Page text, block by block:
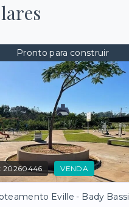
Pronto para construir
20260446 VENDA
Eville - Bady Bassitt/SP